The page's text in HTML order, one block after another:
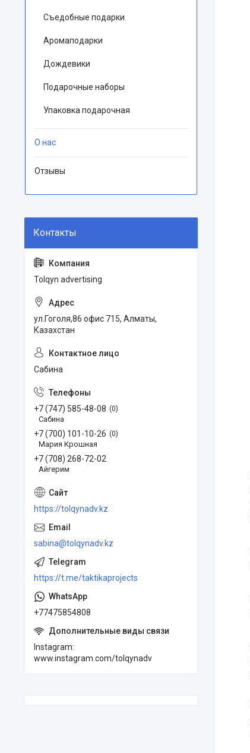
Съедобные подарки
Аромаподарки
Дождевики
Подарочные наборы
Упаковка подарочная
О нас
Отзывы
Tolqyn advertising
ул.Гоголя,86 офис 715, Алматы,
Казахстан
Сабина
+7 (747) 585-48-08 0
Сабина
+7 (700) 101-10-26 0
Мария Крошная
+7 (708) 268-72-02
Айгерим
https://tolqynadv.kz
sabina@tolqynadv.kz
https://t.me/taktikaprojects
+77475854808
Instagram
www.instagram.com/tolqynadv